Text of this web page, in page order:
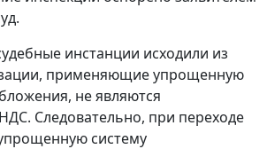
инстанции исходили из
применяющие упрощенную
не являются
Следовательно, при переходе
систему